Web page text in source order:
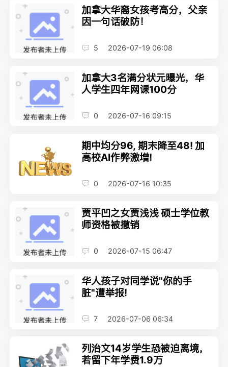
加拿大华裔女孩考高分，父亲
因一句话破防！
5 2026-07-19 06:08
加拿大3名满分状元曝光，华
人学生四年网课100分
0 2026-07-16 09:15
期中均分96, 期末降至48! 加
高校AI作弊激增!
0 2026-07-16 10:35
贾平凹之女贾浅浅 硕士学位教
师资格被撤销
0 2026-07-15 06:47
华人孩子对同学说"你的手
脏"遭举报!
7 2026-07-06 06:34
列治文14岁学生恐被迫离境，
若留下年学费1.9万